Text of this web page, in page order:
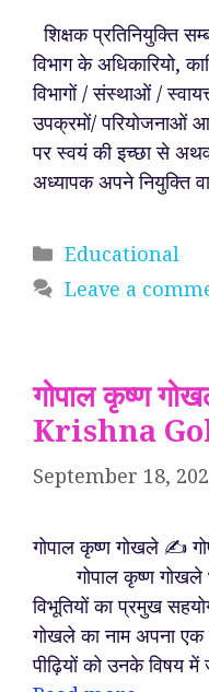
शिक्षक प्रतिनियुक्ति
विभाग के अधिकारियो,
विभागों / संस्थाओं /
उपक्रमों/ परियोजनाओं
पर स्वयं की इच्छा से
अध्यापक अपने नियुक्ति
Categories
Educational
Leave a
गोपाल कृष्ण
Krishna
September 18,
गोपाल कृष्ण गोखले ✍️
गोपाल कृष्ण गोखले
विभूतियों का प्रमुख
गोखले का नाम अपना एक
पीढ़ियों को उनके विषय